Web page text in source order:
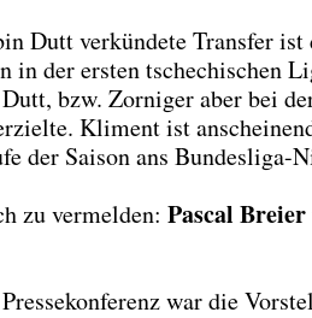
Dutt ver­kün­de­te Trans­fer ist
in der ers­ten tsche­chi­schen
bzw. Zor­ni­ger aber bei
Kli­ment ist
der Sai­son ans Bun­des­li­ga-
zu ver­mel­den: Pas­cal Brei­er
war die